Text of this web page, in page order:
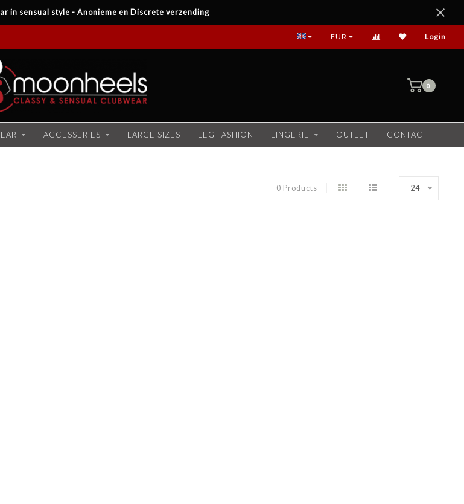
in sensual style - Anonieme en Discrete verzending
EUR Login
0
ACCESSERIES LARGE SIZES LEG FASHION LINGERIE OUTLET CONTACT
0 Products 24